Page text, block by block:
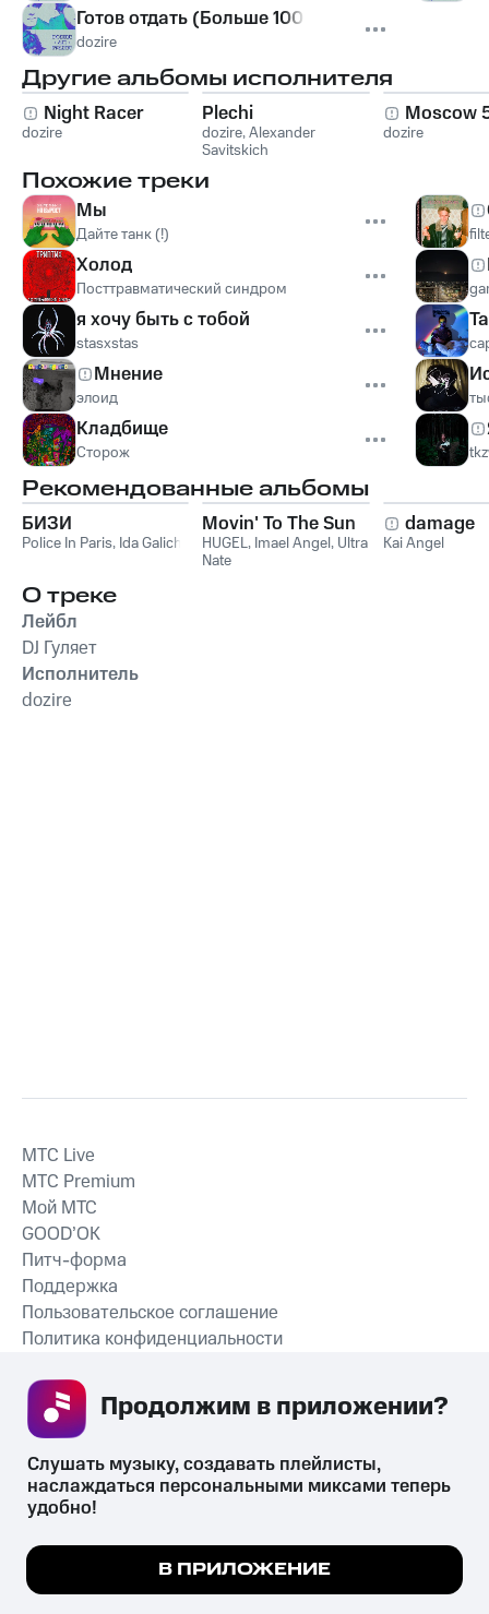
Готов отдать (Больше 100 за 0.5)
dozire
Другие альбомы исполнителя
Night Racer
dozire
Plechi
dozire,Alexander
Savitskich
Moscow
dozire
Похожие треки
Мы
Дайте танк (!)
Холод
Посттравматический синдром
я хочу быть с тобой
stasxstas
Мнение
элоид
Кладбище
Сторож
Рекомендованные альбомы
БИЗИ
Police In Paris, Ida Galich
Movin' To The Sun
HUGEL, Imael Angel, Ultra
Nate
damage
Kai Angel
О треке
Лейбл
DJ Гуляет
Исполнитель
dozire
СКАЧАТЬ ПРИЛОЖЕНИЕ
MTС Live
MTС Premium
Мой МТС
GOOD’OK
Питч-форма
Поддержка
Пользовательское соглашение
Политика конфиденциальности
психотропных веществ, их аналогов причиняет вред здоровью,
их незаконный оборот запрещён и влечёт установленную
законодательством ответственность.
Мы используем куки, чтобы на сайте все
Подробнее
Слушать музыку, создавать плейлисты,
наслаждаться персональными миксами теперь
удобно!
В ПРИЛОЖЕНИЕ